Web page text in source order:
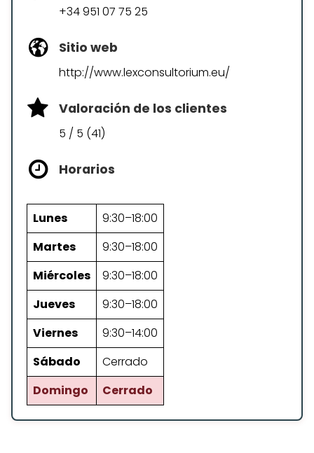
+34 951 07 75 25
Sitio web
http://www.lexconsultorium.eu/
Valoración de los clientes
5 / 5 (41)
Horarios
Lunes
9:30–18:00
Martes
9:30–18:00
Miércoles
9:30–18:00
Jueves
9:30–18:00
Viernes
9:30–14:00
Sábado
Cerrado
Domingo
Cerrado